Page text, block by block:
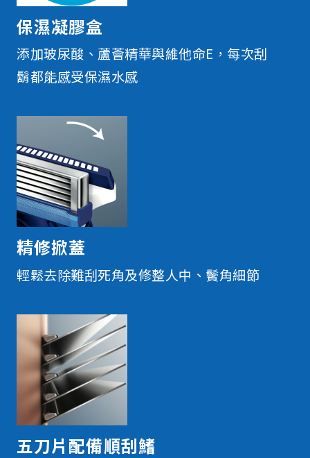
保濕凝膠盒
添加玻尿酸、蘆薈精華與維他命E，每次刮
鬍都能感受保濕水感
精修掀蓋
輕鬆去除難刮死角及修整人中、鬢角細節
五刀片配備順刮鰭